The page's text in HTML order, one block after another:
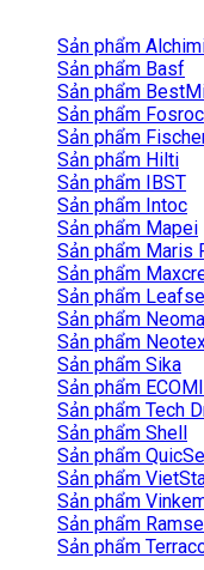
Sản phẩm
Sản phẩm Basf
Sản phẩm
Sản phẩm Fosroc
Sản phẩm
Sản phẩm Hilti
Sản phẩm IBST
Sản phẩm Intoc
Sản phẩm Mapei
Sản phẩm Maris
Sản phẩm
Sản phẩm
Sản phẩm
Sản phẩm
Sản phẩm Sika
Sản phẩm
Sản phẩm Tech
Sản phẩm Shell
Sản phẩm
Sản phẩm
Sản phẩm
Sản phẩm
Sản phẩm